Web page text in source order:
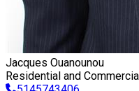
Jacques Ouanounou
Residential and